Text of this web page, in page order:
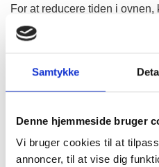
Samtykke
Denne hjemmeside bruger
Vi bruger cookies til at
annoncer, til at vise dig
For at reducere tiden i
kartoflerne i tynde skiver. Her
ovnen.
Sommersalat:
salatmix, feldsalat
100g jordbær
200g tomater, gerne